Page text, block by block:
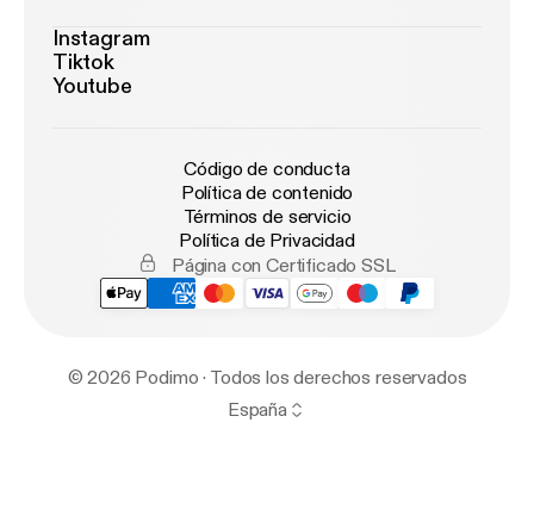
Instagram
Tiktok
Youtube
Código de conducta
Política de contenido
Términos de servicio
Política de Privacidad
Página con Certificado SSL
© 2026 Podimo · Todos los derechos reservados
España